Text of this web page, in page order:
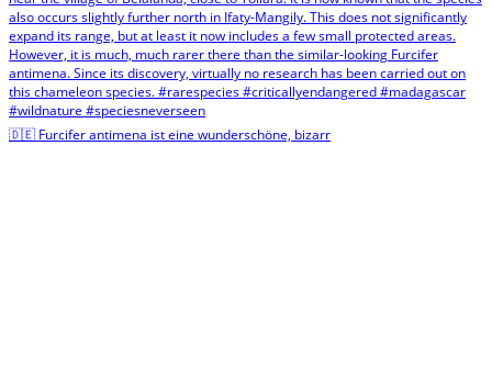
🇩🇪 Furcifer antimena ist eine wunderschöne, bizarr